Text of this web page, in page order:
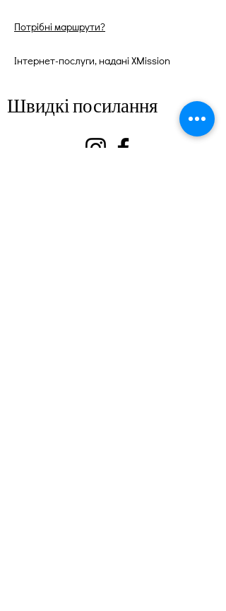
Потрібні маршрути?
Інтернет-послуги, надані XMission
Швидкі посилання